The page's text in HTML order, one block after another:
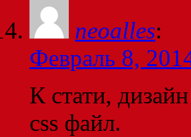
neoalles:
Февраль 8,
К стати,
css файл.